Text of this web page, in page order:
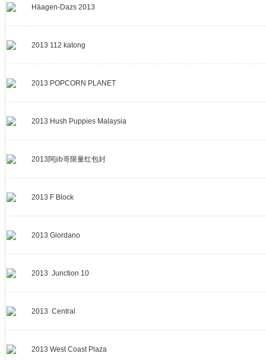
Häagen-Dazs 2013
2013 POPCORN PLANET
2013 Hush Puppies Malaysia
2013阿jib哥限量红包封
2013 F Block
2013 Giordano
2013 Junction 10
2013 Central
2013 West Coast Plaza